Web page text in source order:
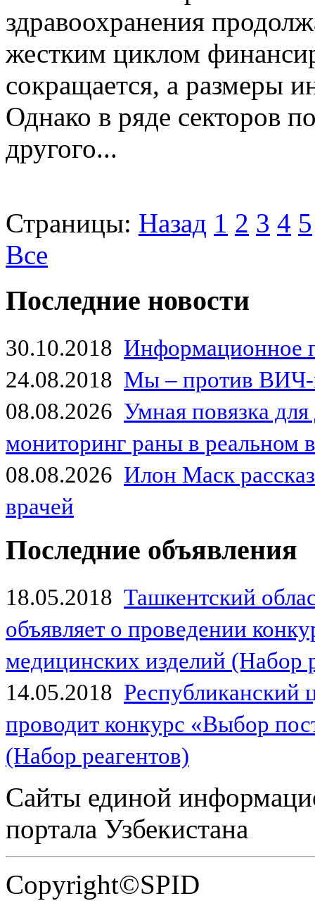
здравоохранения
жестким циклом
сокращается, а размеры
Однако в ряде секторов
другого...
Страницы: Назад 1 2 3 4 5
Все
Последние новости
30.10.2018 Информационное
24.08.2018 Мы – против
08.08.2026 Умная повязка
мониторинг раны в реальном
08.08.2026 Илон Маск
врачей
Последние объявления
18.05.2018 Ташкентский
объявляет о проведении
медицинских изделий (Набор
14.05.2018
проводит конкурс «Выбор
(Набор реагентов)
Сайты единой
портала Узбекистана
Copyright©SPID